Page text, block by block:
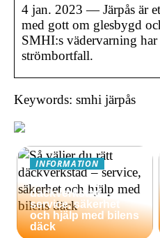
4 jan. 2023 — Järpås är
med gott om glesbygd
SMHI:s vädervarning
strömbortfall.
Keywords: smhi järpås
INFORMATION
Så väljer du rätt
däckverkstad –
service, säkerhet
och hjälp med bilens
däck